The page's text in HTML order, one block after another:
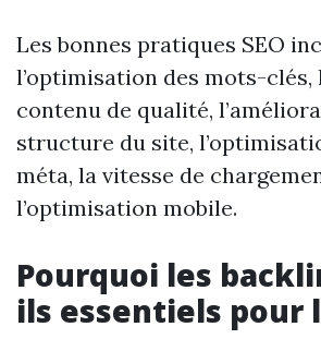
Les bonnes pratiques SEO
l’optimisation des mots-clés,
contenu de qualité,
structure du site,
méta, la vitesse de
l’optimisation mobile.
Pourquoi les
ils essentiels pour